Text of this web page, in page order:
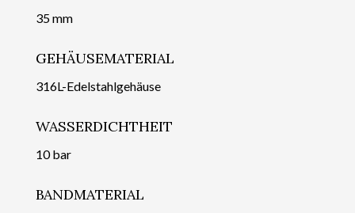
35 mm
GEHÄUSEMATERIAL
316L-Edelstahlgehäuse
WASSERDICHTHEIT
10 bar
BANDMATERIAL